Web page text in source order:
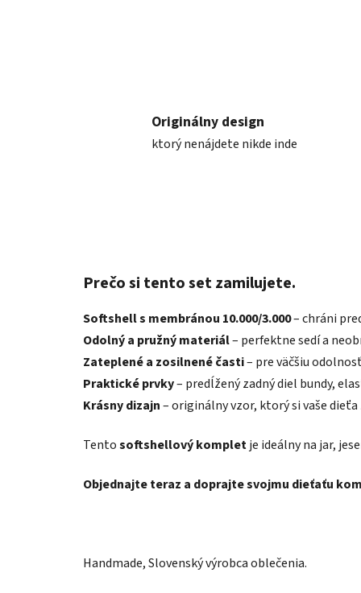
Originálny design
ktorý nenájdete nikde inde
Prečo si tento set zamilujete.
Softshell s membránou 10.000/3.000– chráni
Odolný a pružný materiál– perfektne sedí a
Zateplené a zosilnené časti– pre väčšiu
Praktické prvky– predĺžený zadný diel bundy,
Krásny dizajn– originálny vzor, ktorý si vaše
Tentosoftshellový kompletje ideálny na jar,
Objednajte teraz a doprajte svojmu dieťaťu
Handmade, Slovenský výrobca oblečenia.